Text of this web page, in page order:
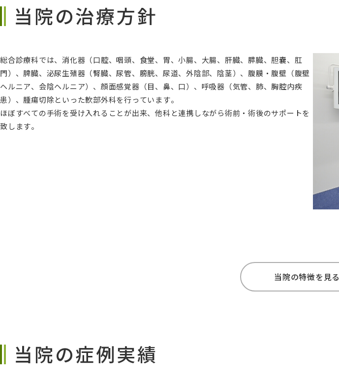
当院の治療方針
総合診療科では、消化器（口腔、咽頭、食堂、胃、小腸、大腸、肝臓、膵臓、胆嚢、肛
門）、脾臓、泌尿生殖器（腎臓、尿管、膀胱、尿道、外陰部、陰茎）、腹膜・腹壁（腹壁
ヘルニア、会陰ヘルニア）、顔面感覚器（目、鼻、口）、呼吸器（気管、肺、胸腔内疾
患）、腫瘍切除といった軟部外科を行っています。
ほぼすべての手術を受け入れることが出来、他科と連携しながら術前・術後のサポートを
致します。
当院の特徴を見る
当院の症例実績